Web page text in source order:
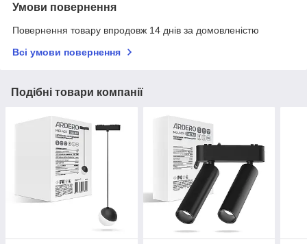
Умови повернення
Повернення товару впродовж 14 днів за домовленістю
Всі умови повернення
Подібні товари компанії